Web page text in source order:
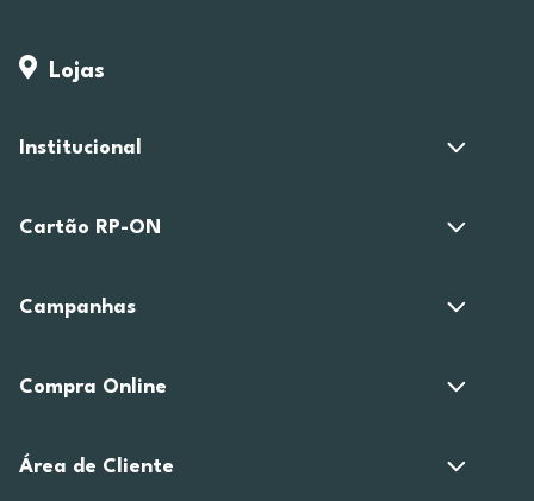
Lojas
Institucional
Cartão RP-ON
Campanhas
Compra Online
Área de Cliente